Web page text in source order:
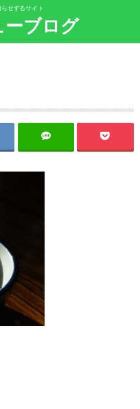
せするサイト
ーブログ